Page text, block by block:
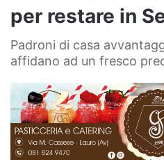
per restare in
Padroni di casa
affidano ad un fresco